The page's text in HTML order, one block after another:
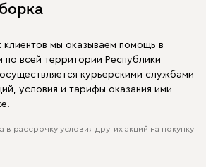
мы оказываем помощь в
по всей территории Республики
курьерскими службами
условия и тарифы оказания ими
в рассрочку условия других акций на покупку